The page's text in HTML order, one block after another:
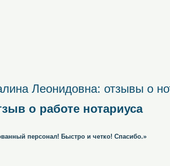
Леонидовна: отзывы о
о работе нотариуса
персонал! Быстро и четко! Спасибо.»